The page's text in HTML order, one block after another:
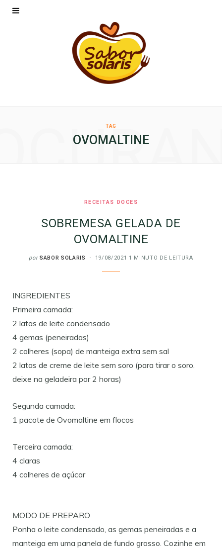
TAG
OVOMALTINE
RECEITAS DOCES
SOBREMESA GELADA DE
OVOMALTINE
por SABOR SOLARIS 19/08/2021 1 MINUTO DE LEITURA
INGREDIENTES
Primeira camada:
2 latas de leite condensado
4 gemas (peneiradas)
2 colheres (sopa) de manteiga extra sem sal
2 latas de creme de leite sem soro (para tirar o soro,
deixe na geladeira por 2 horas)
Segunda camada:
1 pacote de Ovomaltine em flocos
Terceira camada:
4 claras
4 colheres de açúcar
MODO DE PREPARO
Ponha o leite condensado, as gemas peneiradas e a
manteiga em uma panela de fundo grosso. Cozinhe em